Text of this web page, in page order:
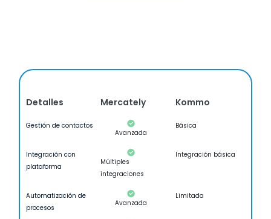
Detalles Mercately Kommo
Gestión de contactos
Avanzada
Básica
Integración con
plataforma
Múltiples
integraciones
Integración básica
Automatización de
procesos
Avanzada
Limitada